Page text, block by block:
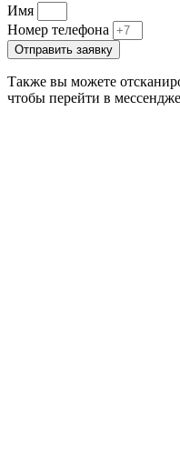
Имя
Номер телефона
Отправить заявку
Также вы можете
чтобы перейти в